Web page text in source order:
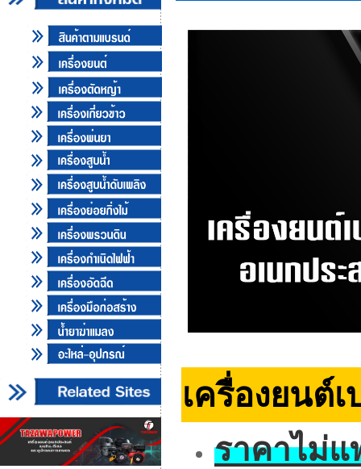
เครื่องยนต์
ราคาไม่แ